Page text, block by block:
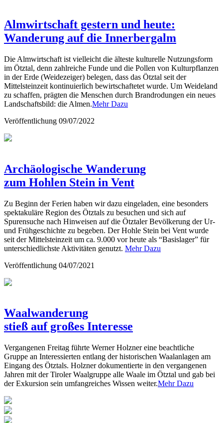
Almwirtschaft gestern und heute:
Wanderung auf die Innerbergalm
Die Almwirtschaft ist vielleicht die älteste kulturelle Nutzungsform
im Ötztal, denn zahlreiche Funde und die Pollen von Kulturpflanzen
in der Erde (Weidezeiger) belegen, dass das Ötztal seit der
Mittelsteinzeit kontinuierlich bewirtschaftetet wurde. Um Weideland
zu schaffen, prägten die Menschen durch Brandrodungen ein neues
Landschaftsbild: die Almen.Mehr Dazu
Veröffentlichung 09/07/2022
Archäologische Wanderung
zum Hohlen Stein in Vent
Zu Beginn der Ferien haben wir dazu eingeladen, eine besonders
spektakuläre Region des Ötztals zu besuchen und sich auf
Spurensuche nach Hinweisen auf die Ötztaler Bevölkerung der Ur-
und Frühgeschichte zu begeben. Der Hohle Stein bei Vent wurde
seit der Mittelsteinzeit um ca. 9.000 vor heute als “Basislager” für
unterschiedlichste Aktivitäten genutzt. Mehr Dazu
Veröffentlichung 04/07/2021
Waalwanderung
stieß auf großes Interesse
Vergangenen Freitag führte Werner Holzner eine beachtliche
Gruppe an Interessierten entlang der historischen Waalanlagen am
Eingang des Ötztals. Holzner dokumentierte in den vergangenen
Jahren mit der Tiroler Waalgruppe alle Waale im Ötztal und gab bei
der Exkursion sein umfangreiches Wissen weiter.Mehr Dazu